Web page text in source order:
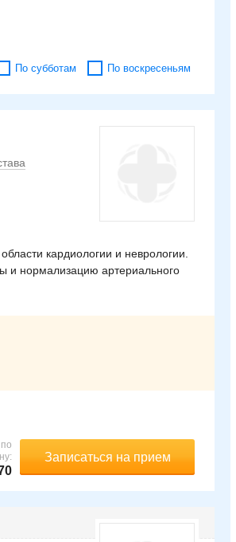
По субботам По воскресеньям
кардиологии и неврологии.
и нормализацию артериального
Записаться на прием